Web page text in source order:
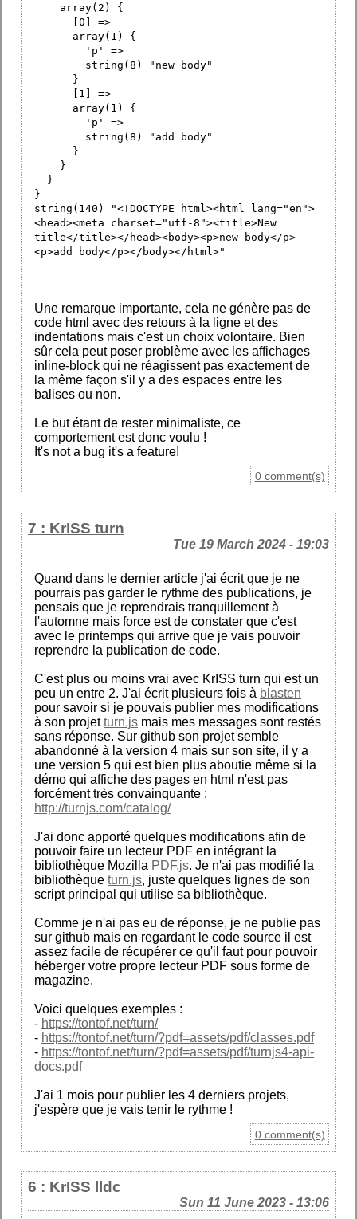
array(2) {
[0] =>
array(1) {
'p' =>
string(8) "new body"
}
[1] =>
array(1) {
'p' =>
string(8) "add body"
}
}
}
}
string(140) "<!DOCTYPE html><html lang="en">
<head><meta charset="utf-8"><title>New
title</title></head><body><p>new body</p>
<p>add body</p></body></html>"
Une remarque importante, cela ne génère pas de
code html avec des retours à la ligne et des
indentations mais c'est un choix volontaire. Bien
sûr cela peut poser problème avec les affichages
inline-block qui ne réagissent pas exactement de
la même façon s'il y a des espaces entre les
balises ou non.
Le but étant de rester minimaliste, ce
comportement est donc voulu !
It's not a bug it's a feature!
0 comment(s)
7 : KrISS turn
Tue 19 March 2024 - 19:03
Quand dans le dernier article j'ai écrit que je ne
pourrais pas garder le rythme des publications, je
pensais que je reprendrais tranquillement à
l'automne mais force est de constater que c'est
avec le printemps qui arrive que je vais pouvoir
reprendre la publication de code.
C'est plus ou moins vrai avec KrISS turn qui est un
peu un entre 2. J'ai écrit plusieurs fois à blasten
pour savoir si je pouvais publier mes modifications
à son projetturn.js mais mes messages sont restés
sans réponse. Sur github son projet semble
abandonné à la version 4 mais sur son site, il y a
une version 5 qui est bien plus aboutie même si la
démo qui affiche des pages en html n'est pas
forcément très convainquante :
http://turnjs.com/catalog/
J'ai donc apporté quelques modifications afin de
pouvoir faire un lecteur PDF en intégrant la
bibliothèque Mozilla PDF.js. Je n'ai pas modifié la
bibliothèque turn.js, juste quelques lignes de son
script principal qui utilise sa bibliothèque.
Comme je n'ai pas eu de réponse, je ne publie pas
sur github mais en regardant le code source il est
assez facile de récupérer ce qu'il faut pour pouvoir
héberger votre propre lecteur PDF sous forme de
magazine.
Voici quelques exemples :
- https://tontof.net/turn/
- https://tontof.net/turn/?pdf=assets/pdf/classes.pdf
- https://tontof.net/turn/?pdf=assets/pdf/turnjs4-api-
docs.pdf
J'ai 1 mois pour publier les 4 derniers projets,
j'espère que je vais tenir le rythme !
0 comment(s)
6 : KrISS lldc
Sun 11 June 2023 - 13:06